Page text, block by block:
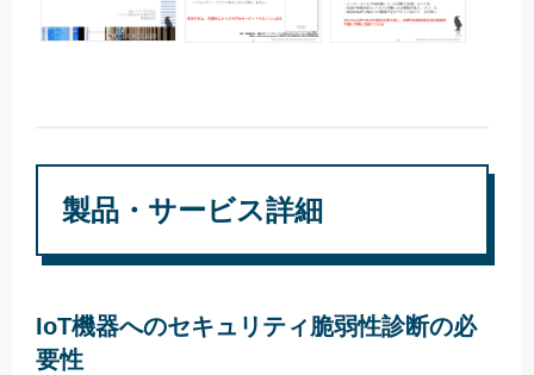
製品・サービス詳細
IoT機器へのセキュリティ脆弱性診断の必
要性